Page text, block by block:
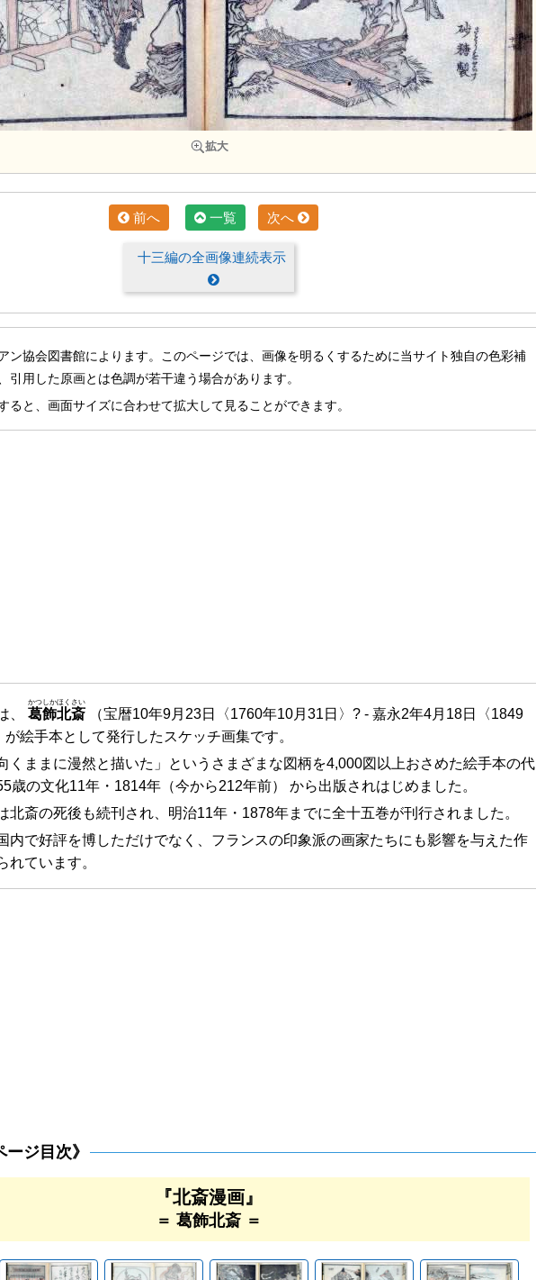
前へ 一覧 次へ
十三編の全画像連続表示
ン協会図書館によります。このページでは、画像を明るくするために当サイト独自の色彩補
引用した原画とは色調が若干違う場合があります。
ると、画面サイズに合わせて拡大して見ることができます。
、 葛飾北斎
かつしかほくさい
（宝暦10年9月23日〈1760年10月31日〉? - 嘉永2年4月18日〈1849
絵手本として発行したスケッチ画集です。
くままに漫然と描いた」というさまざまな図柄を4,000図以上おさめた絵手本の代
歳の文化11年・1814年 （今から212年前） から出版されはじめました。
北斎の死後も続刊され、明治11年・1878年までに全十五巻が刊行されました。
内で好評を博しただけでなく、フランスの印象派の画家たちにも影響を与えた作
れています。
ージ目次》
『北斎漫画』
＝ 葛飾北斎 ＝